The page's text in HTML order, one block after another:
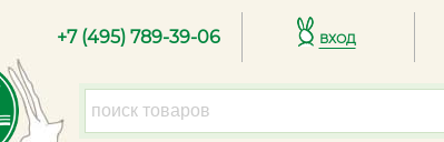
+7 (495) 789-39-06 вход